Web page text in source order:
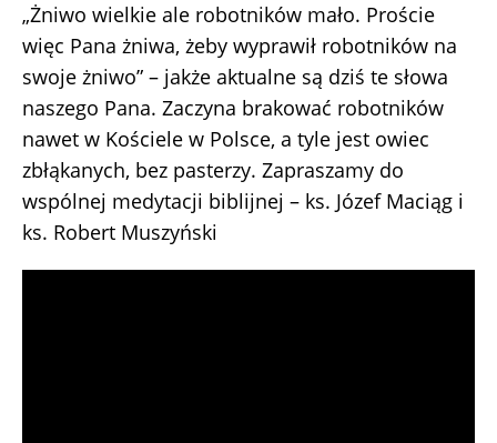
„Żniwo wielkie ale robotników mało. Proście
więc Pana żniwa, żeby wyprawił robotników na
swoje żniwo” – jakże aktualne są dziś te słowa
naszego Pana. Zaczyna brakować robotników
nawet w Kościele w Polsce, a tyle jest owiec
zbłąkanych, bez pasterzy. Zapraszamy do
wspólnej medytacji biblijnej – ks. Józef Maciąg i
ks. Robert Muszyński